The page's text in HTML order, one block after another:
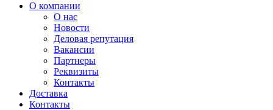
О компании
О нас
Новости
Деловая репутация
Вакансии
Партнеры
Реквизиты
Контакты
Доставка
Контакты